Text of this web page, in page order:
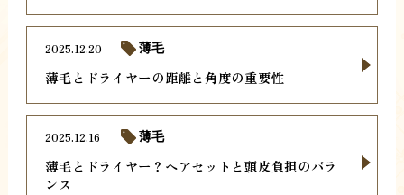
薄毛とドライヤーの距離と角度の重要性
2025.12.20 薄毛
薄毛とドライヤー？ヘアセットと頭皮負担のバラ
ンス
2025.12.16 薄毛